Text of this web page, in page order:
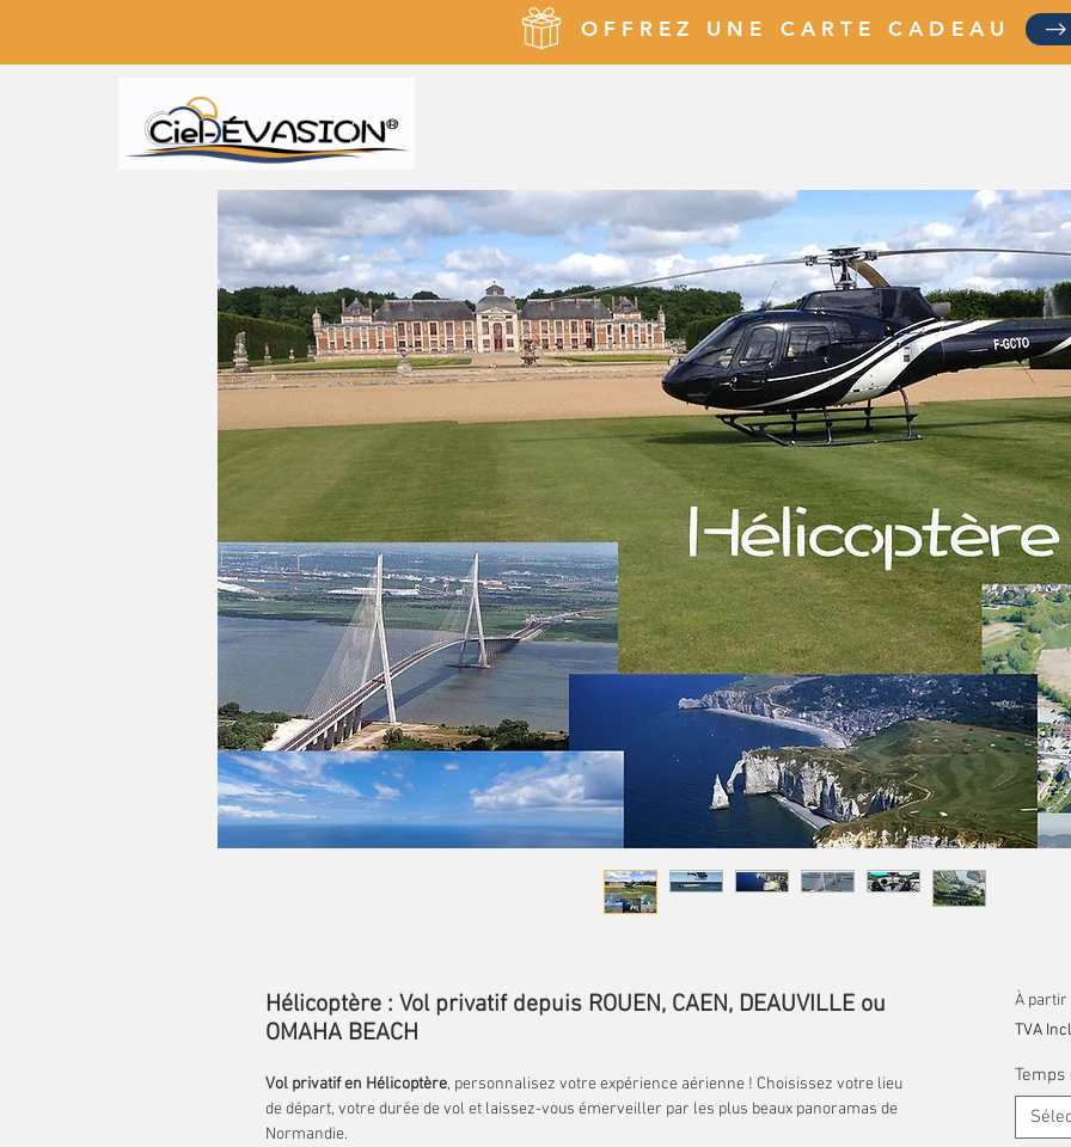
OFFREZ UNE CARTE CADEAU
Hélicoptère : Vol privatif depuis ROUEN, CAEN, DEAUVILLE ou
OMAHA BEACH
Vol privatif en Hélicoptère, personnalisez votre expérience aérienne ! Choisissez votre lieu
de départ, votre durée de vol et laissez-vous émerveiller par les plus beaux panoramas de
Normandie.
À partir
TVA
Temps